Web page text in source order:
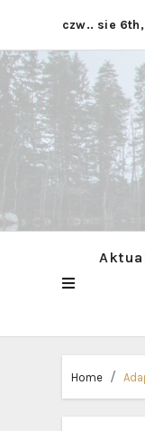
content
czw.. sie
Home